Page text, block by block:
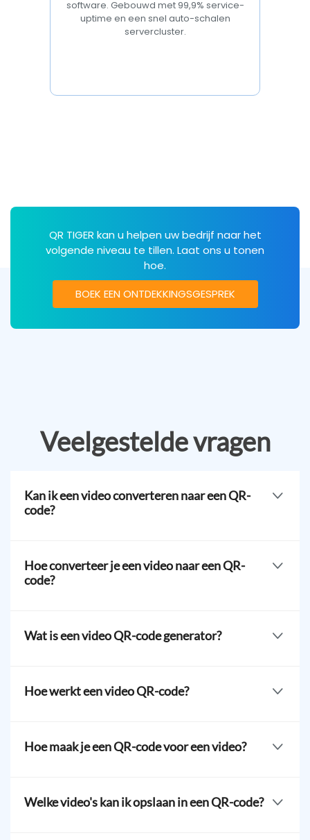
software. Gebouwd met 99,9% service-
uptime en een snel auto-schalen
servercluster.
QR TIGER kan u helpen uw bedrijf naar het
volgende niveau te tillen. Laat ons u tonen
hoe.
BOEK EEN ONTDEKKINGSGESPREK
Veelgestelde vragen
Kan ik een video converteren naar een QR-
code?
te passen en een logo toe te voegen. Ze kunnen het
afstemmen op hun merk of creatief zijn om hun QR-
Hoe converteer je een video naar een QR-
code?
te converteren. Klik op de Upload File knop, selecteer je
MP4 file, en genereer je QR-code video.
Wat is een video QR-code generator?
unieke QR-codes te genereren voor video's. De video
QR-oplossing kan jouw MP4-bestanden opslaan om
Hoe werkt een video QR-code?
op en zet deze om in een unieke code die gescand kan
worden met een smartphone. Gebruikers kunnen
Hoe maak je een QR-code voor een video?
video te maken. Kies de Video QR-oplossing > Upload
de MP4 file > Genereer QR-code > Pas aan en voeg een
Welke video's kan ik opslaan in een QR-code?